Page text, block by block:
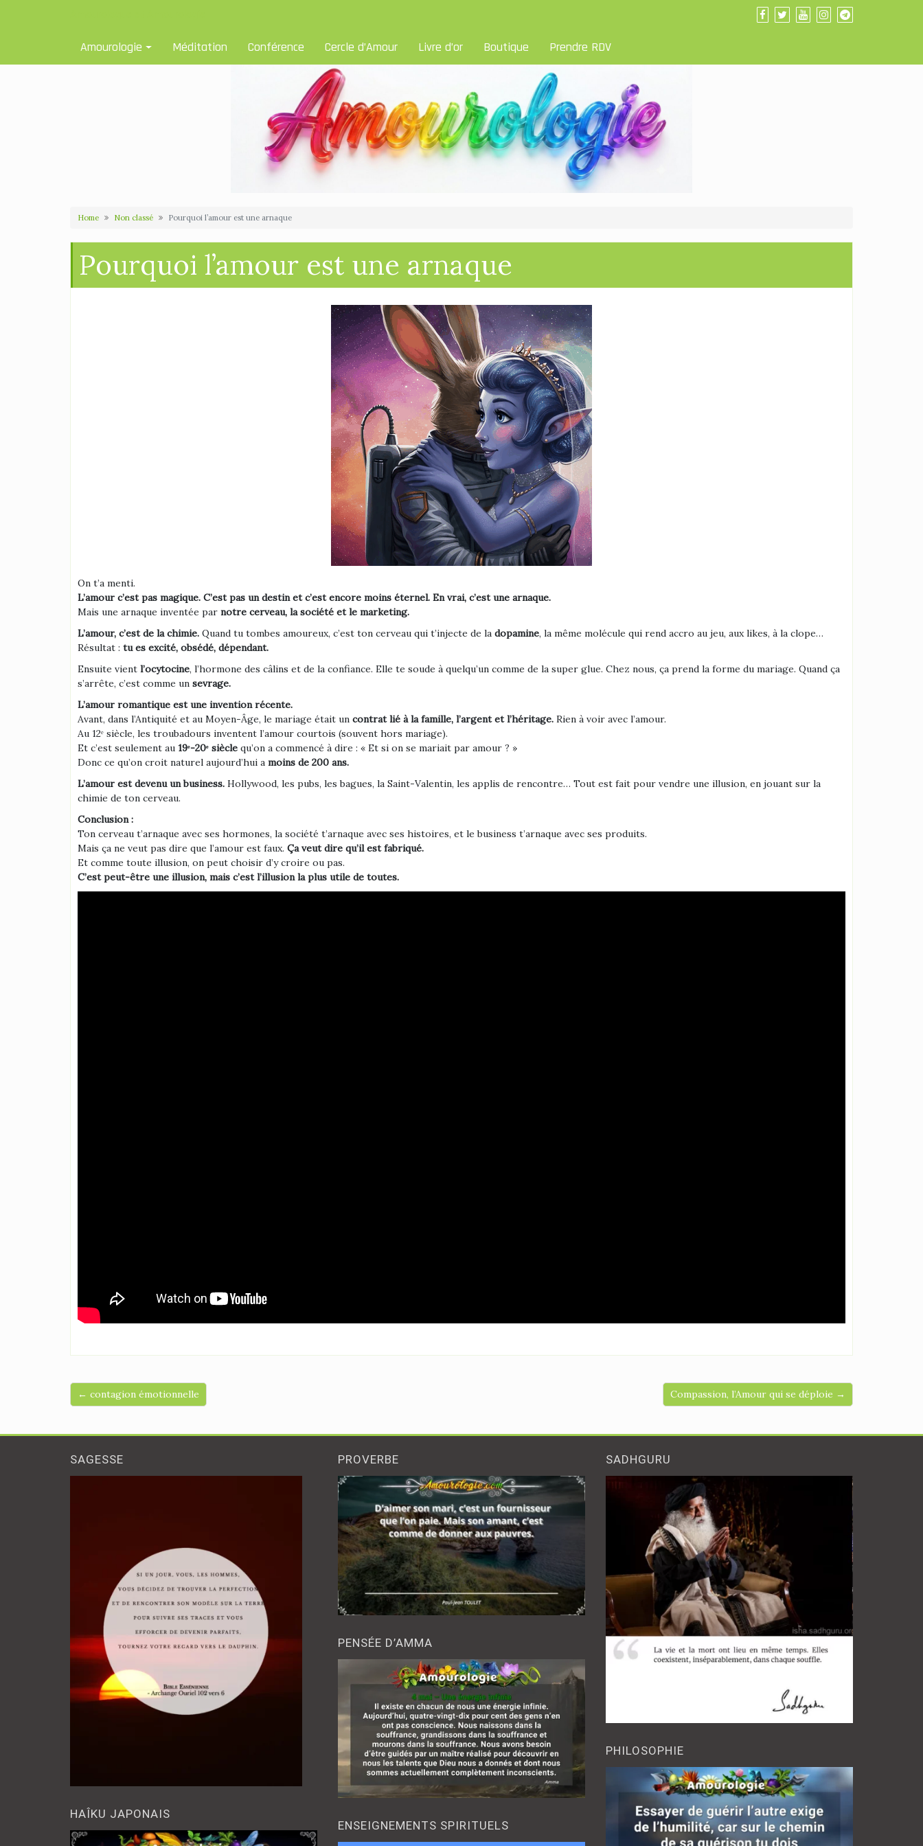
Amourologie Méditation Conférence Cercle d’Amour Livre d’or Boutique Prendre RDV
Home Non classé Pourquoi l’amour est une arnaque
Pourquoi l’amour est une arnaque
On t’a menti.
L’amour c’est pas magique. C’est pas un destin et c’est encore moins éternel. En vrai, c’est une arnaque.
Mais une arnaque inventée par notre cerveau, la société et le marketing.
L’amour, c’est de la chimie. Quand tu tombes amoureux, c’est ton cerveau qui t’injecte de la dopamine, la même molécule qui rend accro au jeu, aux likes, à la clope…
Résultat : tu es excité, obsédé, dépendant.
Ensuite vient l’ocytocine, l’hormone des câlins et de la confiance. Elle te soude à quelqu’un comme de la super glue. Chez nous, ça prend la forme du mariage. Quand ça
s’arrête, c’est comme un sevrage.
L’amour romantique est une invention récente.
Avant, dans l’Antiquité et au Moyen-Âge, le mariage était un contrat lié à la famille, l’argent et l’héritage. Rien à voir avec l’amour.
Au 12ᵉ siècle, les troubadours inventent l’amour courtois (souvent hors mariage).
Et c’est seulement au 19ᵉ-20ᵉ siècle qu’on a commencé à dire : « Et si on se mariait par amour ? »
Donc ce qu’on croit naturel aujourd’hui a moins de 200 ans.
L’amour est devenu un business. Hollywood, les pubs, les bagues, la Saint-Valentin, les applis de rencontre… Tout est fait pour vendre une illusion, en jouant sur la
chimie de ton cerveau.
Conclusion :
Ton cerveau t’arnaque avec ses hormones, la société t’arnaque avec ses histoires, et le business t’arnaque avec ses produits.
Mais ça ne veut pas dire que l’amour est faux. Ça veut dire qu’il est fabriqué.
Et comme toute illusion, on peut choisir d’y croire ou pas.
C’est peut-être une illusion, mais c’est l’illusion la plus utile de toutes.
← contagion émotionnelle Compassion, l’Amour qui se déploie →
SAGESSE
HAÎKU JAPONAIS
PROVERBE
PENSÉE D’AMMA
ENSEIGNEMENTS SPIRITUELS
SADHGURU
PHILOSOPHIE